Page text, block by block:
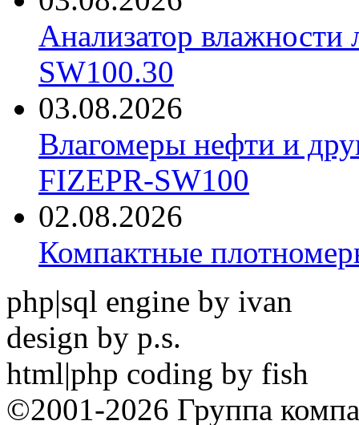
Анализатор
SW100.30
03.08.2026
Влагомеры нефти и
FIZEPR-SW100
02.08.2026
Компактные
php|sql engine by ivan
design by p.s.
html|php coding by fish
©2001-2026 Группа